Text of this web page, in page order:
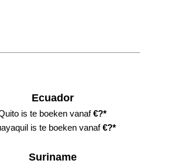
Ecuador
is te boeken vanaf €?*
is te boeken vanaf €?*
Suriname